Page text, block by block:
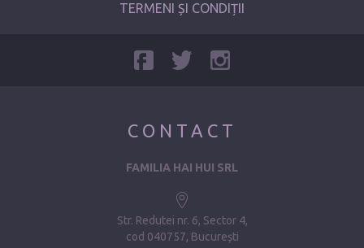
TERMENI ȘI CONDIȚII
CONTACT
FAMILIA HAI HUI SRL
Str. Redutei nr. 6, Sector 4
cod 040757, București